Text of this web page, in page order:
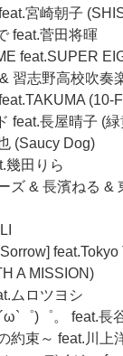
宮崎朝子
feat.菅田将暉
feat.SUPER
習志野高校吹奏
(10-
feat.長屋晴子 (
(Saucy Dog)
幾田りら
ズ & 長濱ねる &
A MISSION)
ムロツヨシ
゜)゜。 feat.長
約束～ feat.川上